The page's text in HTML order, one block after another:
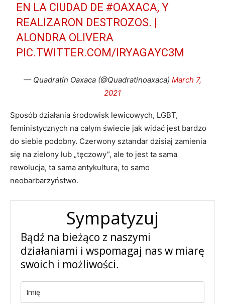
EN LA CIUDAD DE #OAXACA, Y
REALIZARON DESTROZOS. |
ALONDRA OLIVERA
PIC.TWITTER.COM/IRYAGAYC3M
— Quadratín Oaxaca (@Quadratinoaxaca) March 7,
2021
Sposób działania środowisk lewicowych, LGBT,
feministycznych na całym świecie jak widać jest bardzo
do siebie podobny. Czerwony sztandar dzisiaj zamienia
się na zielony lub „tęczowy”, ale to jest ta sama
rewolucja, ta sama antykultura, to samo
neobarbarzyństwo.
Sympatyzuj
Bądź na bieżąco z naszymi
działaniami i wspomagaj nas w miarę
swoich i możliwości.